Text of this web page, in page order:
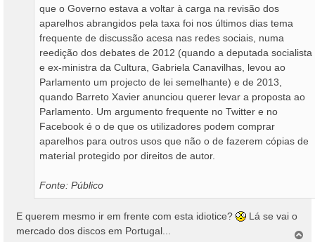
que o Governo estava a voltar à carga na revisão dos
aparelhos abrangidos pela taxa foi nos últimos dias tema
frequente de discussão acesa nas redes sociais, numa
reedição dos debates de 2012 (quando a deputada socialista
e ex-ministra da Cultura, Gabriela Canavilhas, levou ao
Parlamento um projecto de lei semelhante) e de 2013,
quando Barreto Xavier anunciou querer levar a proposta ao
Parlamento. Um argumento frequente no Twitter e no
Facebook é o de que os utilizadores podem comprar
aparelhos para outros usos que não o de fazerem cópias de
material protegido por direitos de autor.
Fonte: Público
E querem mesmo ir em frente com esta idiotice?
Lá se vai o
mercado dos discos em Portugal...